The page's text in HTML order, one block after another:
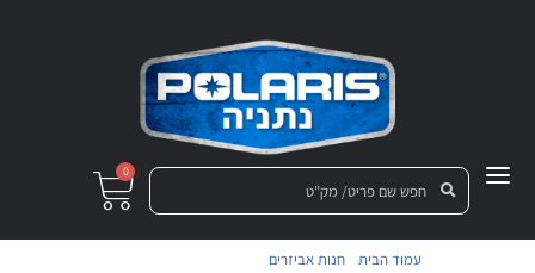
0
עמוד הבית חנות אביזרים